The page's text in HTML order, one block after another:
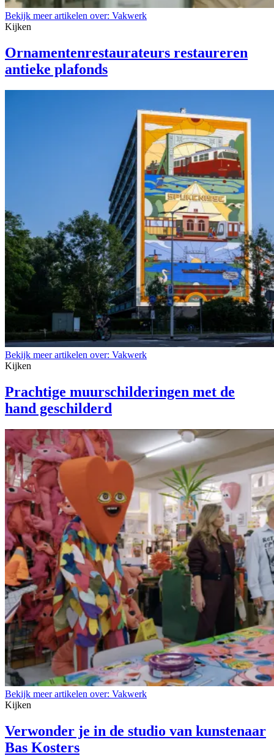
Bekijk meer artikelen over: Vakwerk
Kijken
Ornamentenrestaurateurs restaureren
antieke plafonds
Bekijk meer artikelen over: Vakwerk
Kijken
Prachtige muurschilderingen met de
hand geschilderd
Bekijk meer artikelen over: Vakwerk
Kijken
Verwonder je in de studio van kunstenaar
Bas Kosters